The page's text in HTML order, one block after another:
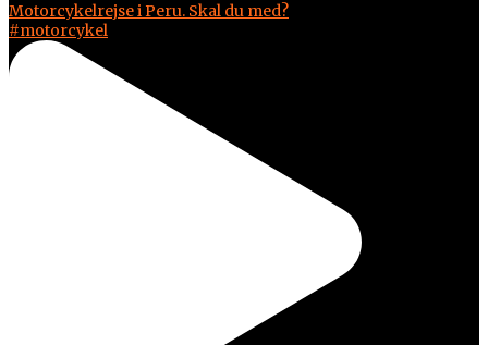
Motorcykelrejse i Peru. Skal du med?
#motorcykel